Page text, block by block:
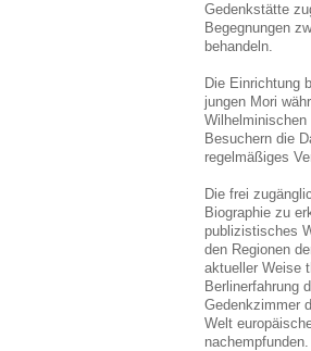
Gedenkstätte
Begegnungen
behandeln.
Die Einrichtung
jungen Mori
Wilhelminischen
Besuchern die
regelmäßiges
Die frei
Biographie zu
publizistisches
den Regionen
aktueller Weise
Berlinerfahrung
Gedenkzimmer
Welt
nachempfunden.